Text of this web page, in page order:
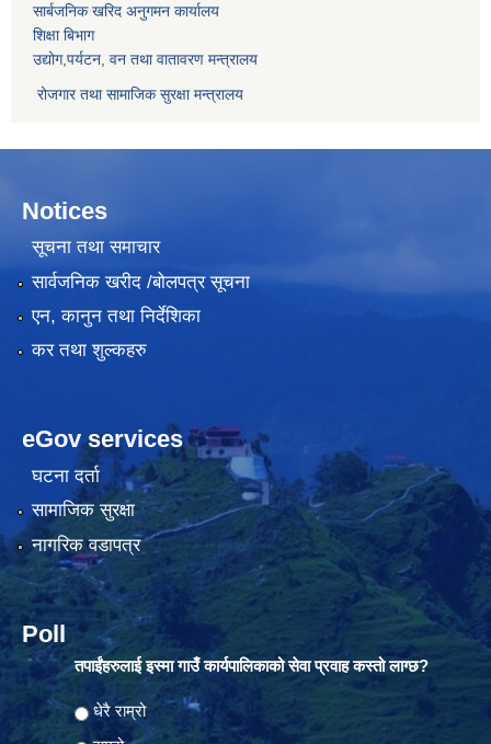
सार्बजनिक खरिद अनुगमन कार्यालय
शिक्षा बिभाग
उद्योग,पर्यटन, वन तथा वातावरण मन्त्रालय
रोजगार तथा सामाजिक सुरक्षा मन्त्रालय
Notices
सूचना तथा समाचार
सार्वजनिक खरीद /बोलपत्र सूचना
एन, कानुन तथा निर्देशिका
कर तथा शुल्कहरु
eGov services
घटना दर्ता
सामाजिक सुरक्षा
नागरिक वडापत्र
Poll
तपाईंहरुलाई इस्मा गाउँ कार्यपालिकाको सेवा प्रवाह कस्तो लाग्छ?
Choices
धेरै राम्रो